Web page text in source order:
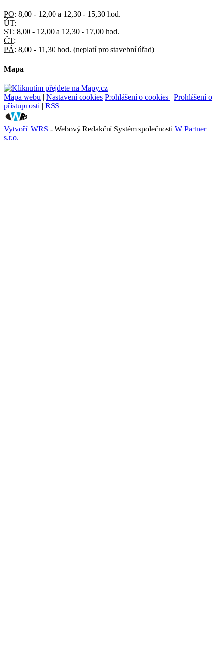
PO: 8,00 - 12,00 a 12,30 - 15,30 hod.
ÚT:
ST: 8,00 - 12,00 a 12,30 - 17,00 hod.
ČT:
PÁ: 8,00 - 11,30 hod. (neplatí pro stavební úřad)
Mapa
Mapa webu | Nastavení cookies Prohlášení o cookies | Prohlášení o
přístupnosti | RSS
Vytvořil WRS - Webový Redakční Systém společnosti W Partner
s.r.o.